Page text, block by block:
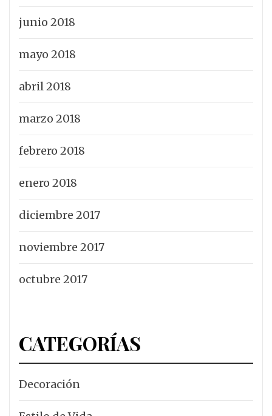
junio 2018
mayo 2018
abril 2018
marzo 2018
febrero 2018
enero 2018
diciembre 2017
noviembre 2017
octubre 2017
CATEGORÍAS
Decoración